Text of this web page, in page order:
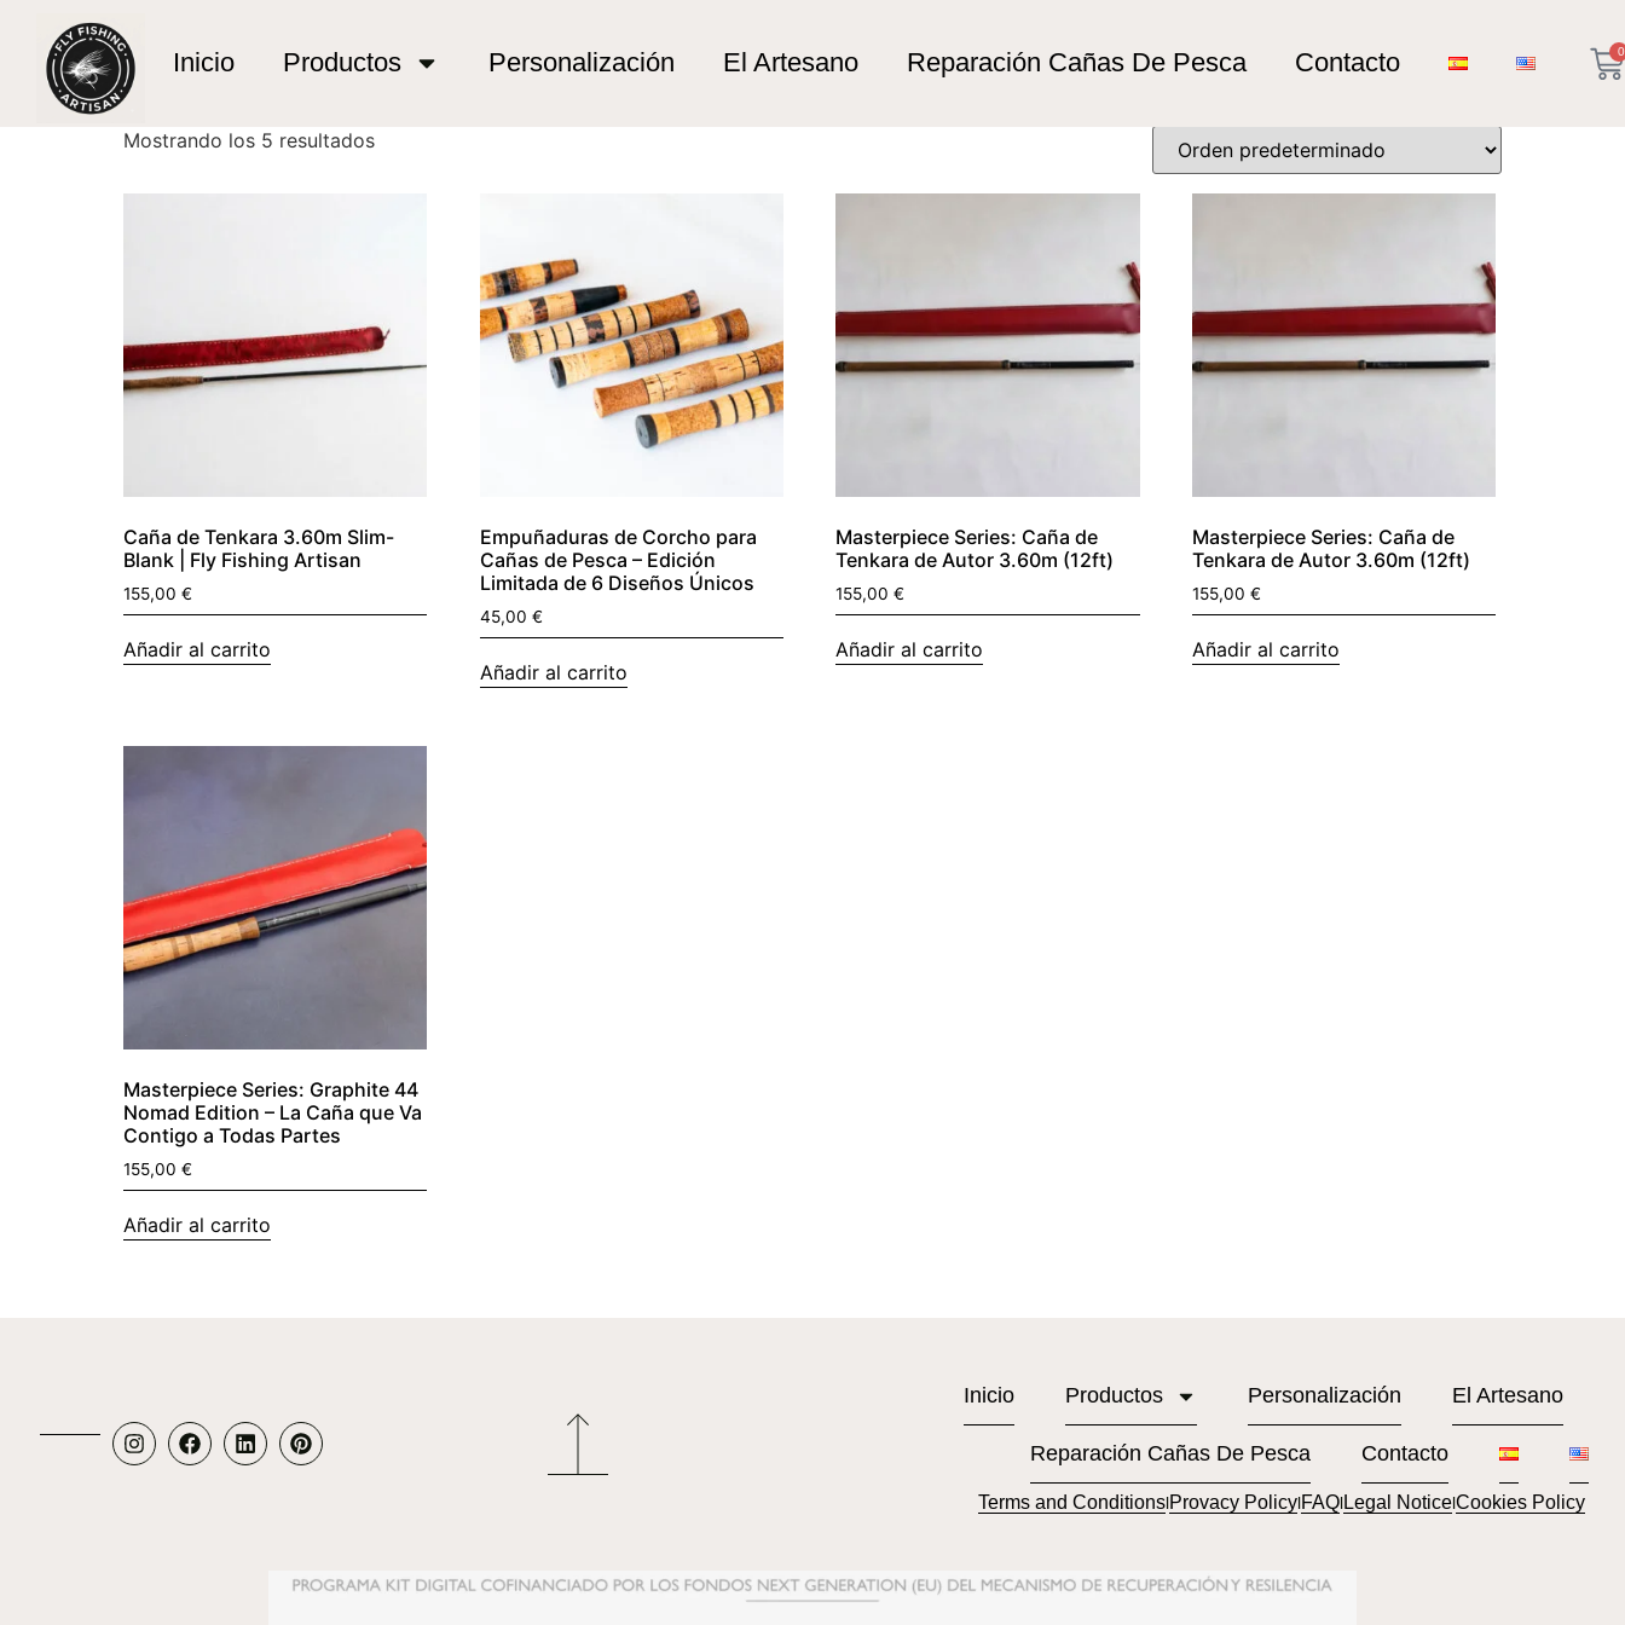
Inicio Productos Personalización El Artesano Reparación Cañas De Pesca Contacto 0
305m Tenkara
Mostrando los 5 resultados
Caña de Tenkara 3.60m Slim-
Blank | Fly Fishing Artisan
155,00 €
Añadir al carrito
Empuñaduras de Corcho para
Cañas de Pesca – Edición
Limitada de 6 Diseños Únicos
45,00 €
Añadir al carrito
Masterpiece Series: Caña de
Tenkara de Autor 3.60m (12ft)
155,00€
Añadir al carrito
Masterpiece Series: Caña de
Tenkara de Autor 3.60m (12ft)
155,00€
Añadir al carrito
Masterpiece Series: Graphite 44
Nomad Edition – La Caña que Va
Contigo a Todas Partes
155,00 €
Añadir al carrito
Inicio Productos Personalización El Artesano
Reparación Cañas De Pesca Contacto
Terms and ConditionslProvacy PolicylFAQlLegal NoticelCookies Policy